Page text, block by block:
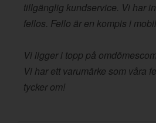
tillgänglig kundservice. Vi har
fellos. Fello är en kompis i
Vi ligger i topp på
Vi har ett varumärke som våra
tycker om!